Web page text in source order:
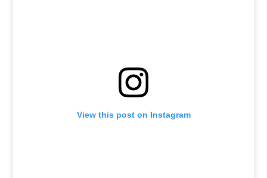
View this post on Instagram